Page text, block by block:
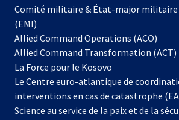
Comité militaire & État-major
(EMI)
Allied Command Operations (ACO)
dans
Allied Command Transformation (ACT)
La Force pour le Kosovo
dans
un
nouvel
Le Centre euro-atlantique de
interventions en cas de catastrophe
Science au service de la paix et de la